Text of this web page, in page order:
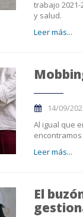
trabajo
y salud.
Leer más...
14/09/
Al igual que
Leer más...
El